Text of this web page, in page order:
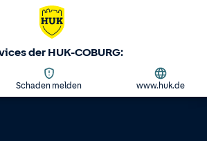
der HUK-COBURG:
Schaden melden www.huk.de